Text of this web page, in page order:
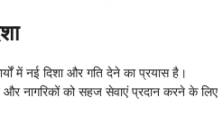
में नई दिशा और गति देने का प्रयास है।
नागरिकों को सहज सेवाएं प्रदान करने के लिए